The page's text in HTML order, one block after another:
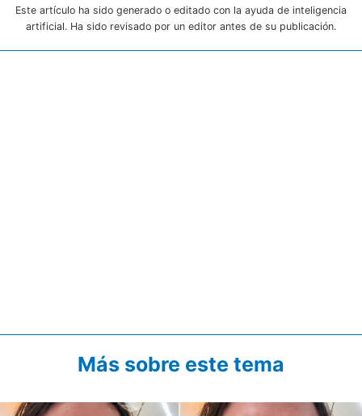
Este artículo ha sido generado o editado con la ayuda de inteligencia
artificial. Ha sido revisado por un editor antes de su publicación.
Más sobre este tema